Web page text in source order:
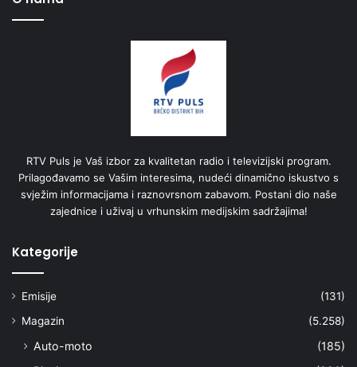
RTV Puls je Vaš izbor za kvalitetan radio i televizijski program.
Prilagođavamo se Vašim interesima, nudeći dinamično iskustvo s
svježim informacijama i raznovrsnom zabavom. Postani dio naše
zajednice i uživaj u vrhunskim medijskim sadržajima!
Kategorije
Emisije
(131)
Magazin
(5.258)
Auto-moto
(185)